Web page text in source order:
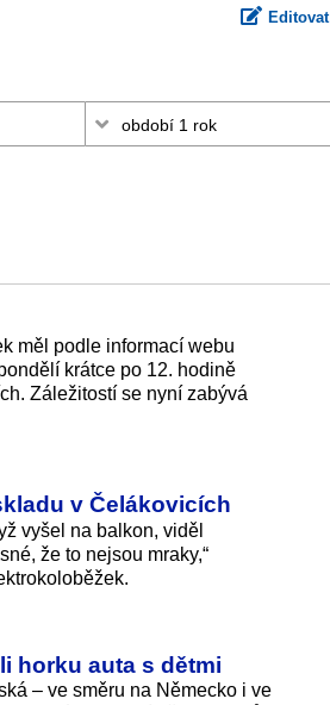
Editovat
měl podle informací webu
krátce po 12. hodině
Záležitostí se nyní zabývá
v Čelákovicích
vyšel na balkon, viděl
že to nejsou mraky,“
horku auta s dětmi
– ve směru na Německo i ve